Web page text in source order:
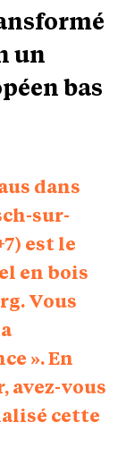
un
bas
dans
sur-
est le
en bois
Vous
». En
avez-vous
cette